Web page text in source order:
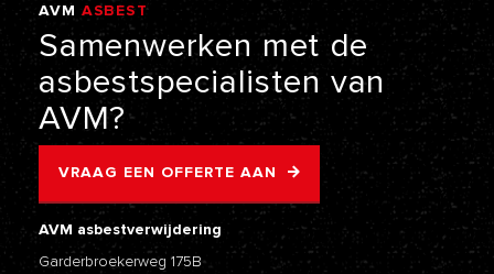
AVM ASBEST
VERWIJDERING
Samenwerken met de
asbestspecialisten van
AVM?
VRAAG EEN OFFERTE AAN
AVM asbestverwijdering
Garderbroekerweg 175B